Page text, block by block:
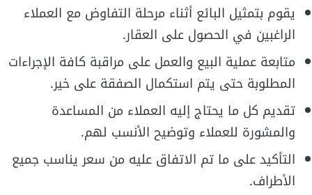
يقوم بتمثيل البائع أثناء مرحلة التفاوض مع العملاء
الراغبين في الحصول على العقار.
متابعة عملية البيع والعمل على مراقبة كافة الإجراءات
المطلوبة حتى يتم استكمال الصفقة على خير.
تقديم كل ما يحتاج إليه العملاء من المساعدة
والمشورة للعملاء وتوضيح الأنسب لهم.
التأكيد على ما تم الاتفاق عليه من سعر يناسب جميع
الأطراف.